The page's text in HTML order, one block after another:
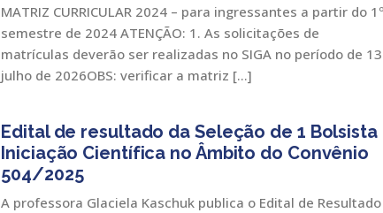
MATRIZ CURRICULAR 2024 – para ingressantes a partir do 1º
semestre de 2024 ATENÇÃO: 1. As solicitações de
matrículas deverão ser realizadas no SIGA no período de
julho de 2026OBS: verificar a matriz […]
Edital de resultado da Seleção de 1 Bolsista
Iniciação Científica no Âmbito do Convênio
504/2025
A professora Glaciela Kaschuk publica o Edital de